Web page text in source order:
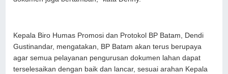
Kepala Biro Humas Promosi dan Protokol BP Batam, Dendi
Gustinandar, mengatakan, BP Batam akan terus berupaya
agar semua pelayanan pengurusan dokumen lahan dapat
terselesaikan dengan baik dan lancar, sesuai arahan Kepala